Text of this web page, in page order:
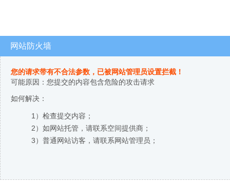
网站防火墙
您的请求带有不合法参数，已被网站管理员设置拦截！
可能原因：您提交的内容包含危险的攻击请求
如何解决：
1）检查提交内容；
2）如网站托管，请联系空间提供商；
3）普通网站访客，请联系网站管理员；